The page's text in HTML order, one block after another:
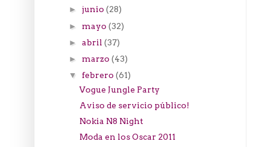
►junio(28)
► mayo(32)
►abril(37)
► marzo(43)
▼febrero(61)
Vogue Jungle Party
Aviso de servicio público!
Nokia N8 Night
Moda en los Oscar 2011